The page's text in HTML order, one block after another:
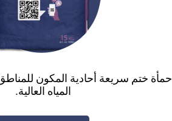
حمأة ختم سريعة أحادية المكون
المياه العالية.